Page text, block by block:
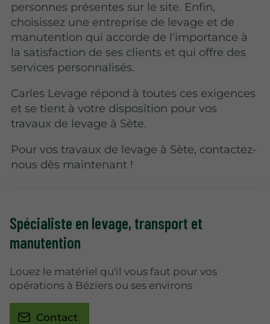
personnes présentes sur le site. Enfin,
choisissez une entreprise de levage et de
manutention qui accorde de l'importance à
la satisfaction de ses clients et qui offre des
services personnalisés.
Carles Levage répond à toutes ces exigences
et se tient à votre disposition pour vos
travaux de levage à Sète.
Pour vos travaux de levage à Sète, contactez-
nous dès maintenant !
Spécialiste en levage, transport et
manutention
Louez le matériel qu'il vous faut pour vos
opérations à Béziers ou ses environs
Contact